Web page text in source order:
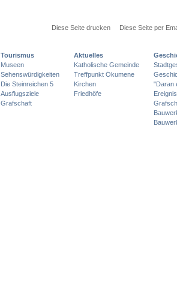
Diese Seite drucken Diese Seite per
Tourismus
Museen
Sehenswürdigkeiten
Die Steinreichen 5
Ausflugsziele
Grafschaft
Aktuelles
Katholische Gemeinde
Treffpunkt Ökumene
Kirchen
Friedhöfe
"Daran